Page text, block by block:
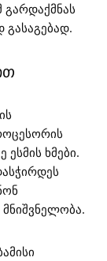
გარდაქმნას
გასაგებად.
ესმის ხმები.